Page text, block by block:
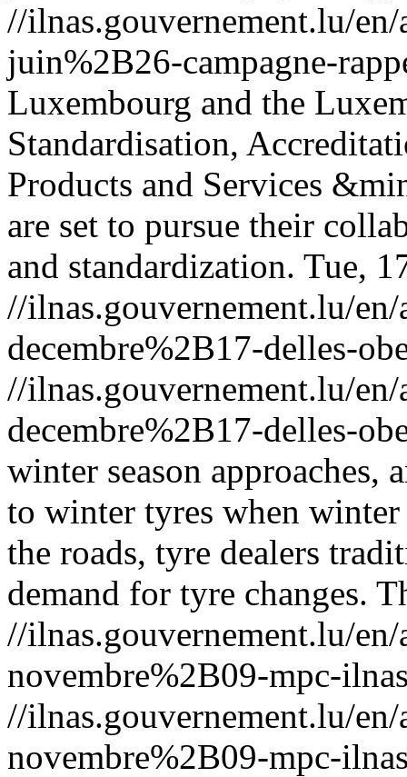
//ilnas.gouvernement.lu/
juin%2B26-campagne-
Luxembourg and the
Standardisation,
Products and Services
are set to pursue their
and standardization. Tue,
//ilnas.gouvernement.lu/
decembre%2B17-delles-
//ilnas.gouvernement.lu/
decembre%2B17-delles-
winter season
to winter tyres when
the roads, tyre dealers
demand for tyre changes.
//ilnas.gouvernement.lu/
novembre%2B09-mpc-
//ilnas.gouvernement.lu/
novembre%2B09-mpc-